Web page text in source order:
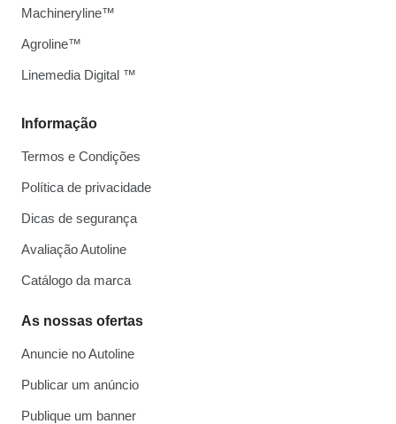
Informação
Termos e Condições
Política de privacidade
Dicas de segurança
Avaliação Autoline
Catálogo da marca
As nossas ofertas
Anuncie no Autoline
Publicar um anúncio
Publique um banner
Machineryline™
Agroline™
Linemedia Digital ™